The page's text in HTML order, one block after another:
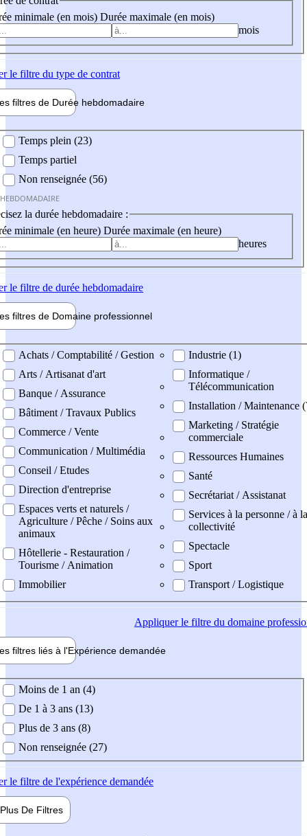
minimale (en mois) Durée maximale (en mois)
mois
le filtre du type de contrat
filtres de Durée hebdomadaire
Temps plein (23)
Temps partiel
Non renseignée (56)
la durée hebdomadaire :
minimale (en heure) Durée maximale (en heure)
heures
le filtre de durée hebdomadaire
filtres de Domaine professionnel
professionel
Achats / Comptabilité / Gestion
Arts / Artisanat d'art
Banque / Assurance
Bâtiment / Travaux Publics
Commerce / Vente
Communication / Multimédia
Conseil / Etudes
Direction d'entreprise
Espaces verts et naturels /
Agriculture / Pêche / Soins aux
animaux
Hôtellerie - Restauration /
Tourisme / Animation
Immobilier
Industrie (1)
Informatique /
Télécommunication
Installation / Maintenance
Marketing / Stratégie
commerciale
Ressources Humaines
Santé
Secrétariat / Assistanat
Services à la personne / à la
collectivité
Spectacle
Sport
Transport / Logistique
Appliquerle filtre du domaine
filtres liés à l'Expérience demandée
demandée
Moins de 1 an (4)
De 1 à 3 ans (13)
Plus de 3 ans (8)
Non renseignée (27)
le filtre de l'expérience demandée
Plus De Filtres